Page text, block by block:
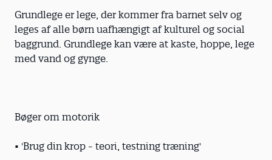
Grundlege er lege, der kommer fra barnet selv og
leges af alle børn uafhængigt af kulturel og social
baggrund. Grundlege kan være at kaste, hoppe, lege
med vand og gynge.
Bøger om motorik
• 'Brug din krop - teori, testning træning'